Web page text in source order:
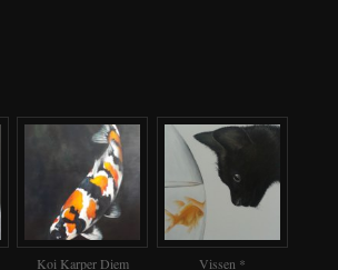
Koi Karper Diem Vissen *